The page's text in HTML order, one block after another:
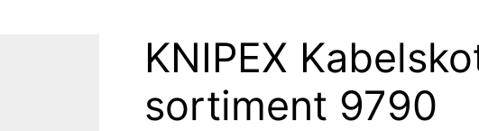
KNIPEX
sortiment 9790